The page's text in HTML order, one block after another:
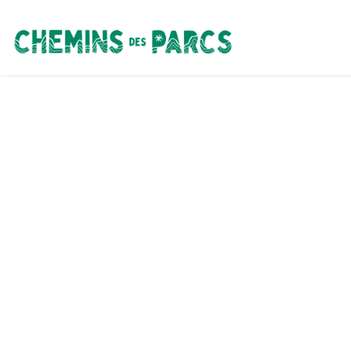
Chemins des Parcs